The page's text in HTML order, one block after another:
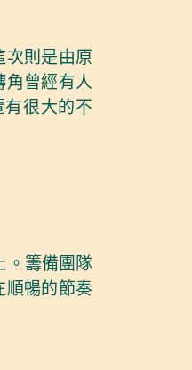
次則是由原
角曾經有人
很大的不
。籌備團隊
順暢的節奏